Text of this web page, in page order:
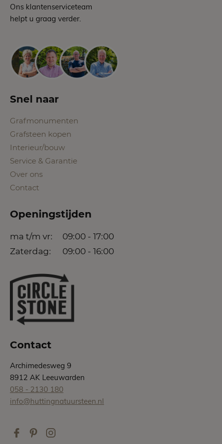
Ons klantenserviceteam
helpt u graag verder.
Snel naar
Grafmonumenten
Grafsteen kopen
Interieur/bouw
Service & Garantie
Over ons
Contact
Openingstijden
ma t/m vr:
09:00 - 17:00
Zaterdag:
09:00 - 16:00
Contact
Archimedesweg 9
8912 AK Leeuwarden
058 - 2130 180
info@huttingnatuursteen.nl